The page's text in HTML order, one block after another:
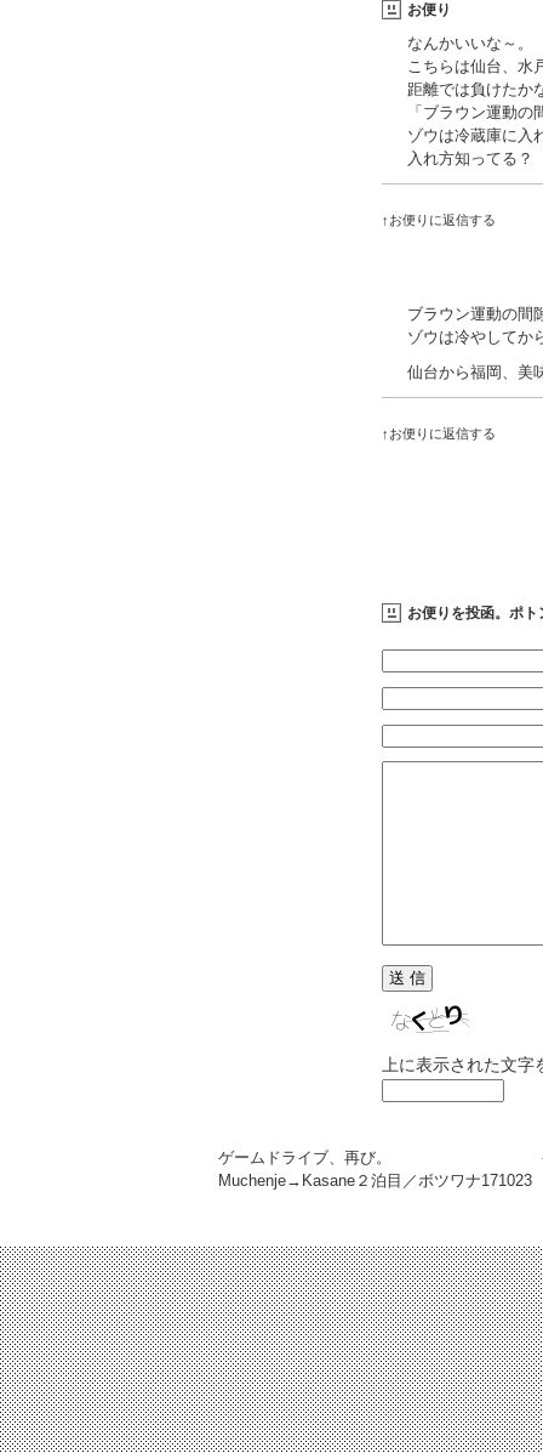
お便り
なんかいいな～。
こちらは仙台、水
距離では負けたか
「ブラウン運動
ゾウは冷蔵庫に入
入れ方知ってる？
↑お便りに返信する
ブラウン運動の間
ゾウは冷やしてか
仙台から福岡、美
↑お便りに返信する
お便りを投函。ポト
上に表示された文
ゲームドライブ、再び。
Muchenje→Kasane２泊目／ボツワナ171023